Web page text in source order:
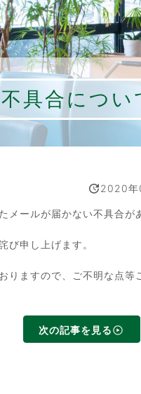
具合につい
2020年
メールが届かない不具合が
び申し上げます。
りますので、ご不明な点等
次の記事を見る